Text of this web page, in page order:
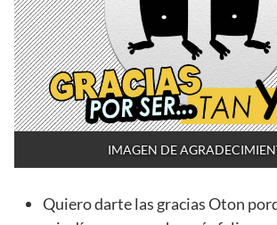
IMAGEN DE
Quiero darte las gracias Oton